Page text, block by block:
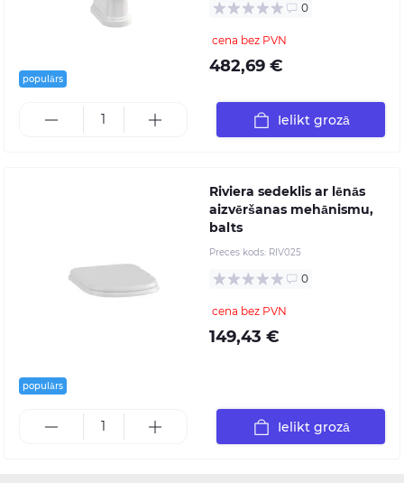
populārs
0
cena bez PVN
482,69 €
Ielikt grozā
populārs
Riviera sedeklis ar lēnās
aizvēršanas mehānismu,
balts
Preces kods: RIV025
0
cena bez PVN
149,43 €
Ielikt grozā